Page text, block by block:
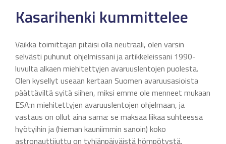
Kasarihenki kummittelee
Vaikka toimittajan pitäisi olla neutraali, olen varsin
selvästi puhunut ohjelmissani ja artikkeleissani 1990-
luvulta alkaen miehitettyjen avaruuslentojen puolesta.
Olen kysellyt useaan kertaan Suomen avaruusasioista
päättäviltä syitä siihen, miksi emme ole menneet mukaan
ESA:n miehitettyjen avaruuslentojen ohjelmaan, ja
vastaus on ollut aina sama: se maksaa liikaa suhteessa
hyötyihin ja (hieman kauniimmin sanoin) koko
astronauttijuttu on tyhjänpäiväistä hömpötystä.